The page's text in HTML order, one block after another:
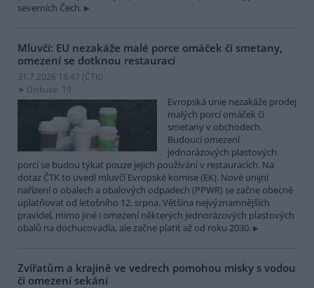
severních Čech.
Mluvčí: EU nezakáže malé porce omáček či smetany,
omezení se dotknou restaurací
31.7.2026 18:47 (ČTK)
Diskuse: 19
Evropská unie nezakáže prodej
malých porcí omáček či
smetany v obchodech.
Budoucí omezení
jednorázových plastových
porcí se budou týkat pouze jejich používání v restauracích. Na
dotaz ČTK to uvedl mluvčí Evropské komise (EK). Nové unijní
nařízení o obalech a obalových odpadech (PPWR) se začne obecně
uplatňovat od letošního 12. srpna. Většina nejvýznamnějších
pravidel, mimo jiné i omezení některých jednorázových plastových
obalů na dochucovadla, ale začne platit až od roku 2030.
Zvířatům a krajině ve vedrech pomohou misky s vodou
či omezení sekání